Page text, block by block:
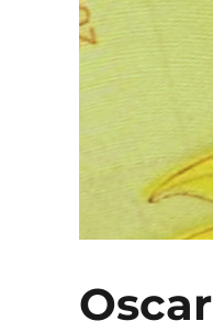
Oscar